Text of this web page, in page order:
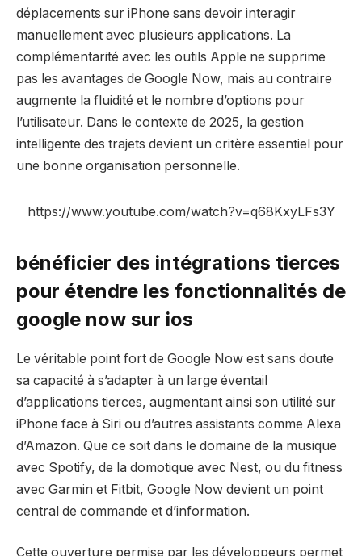
déplacements sur iPhone sans devoir interagir
manuellement avec plusieurs applications. La
complémentarité avec les outils Apple ne supprime
pas les avantages de Google Now, mais au contraire
augmente la fluidité et le nombre d’options pour
l’utilisateur. Dans le contexte de 2025, la gestion
intelligente des trajets devient un critère essentiel pour
une bonne organisation personnelle.
https://www.youtube.com/watch?v=q68KxyLFs3Y
bénéficier des intégrations tierces
pour étendre les fonctionnalités de
google now sur ios
Le véritable point fort de Google Now est sans doute
sa capacité à s’adapter à un large éventail
d’applications tierces, augmentant ainsi son utilité sur
iPhone face à Siri ou d’autres assistants comme Alexa
d’Amazon. Que ce soit dans le domaine de la musique
avec Spotify, de la domotique avec Nest, ou du fitness
avec Garmin et Fitbit, Google Now devient un point
central de commande et d’information.
Cette ouverture permise par les développeurs permet